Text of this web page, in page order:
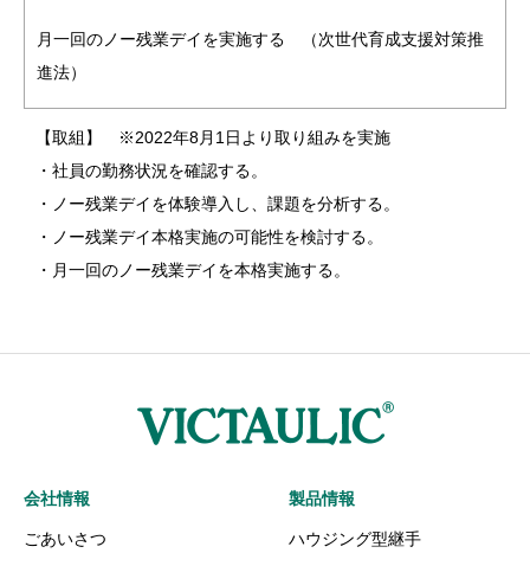
月一回のノー残業デイを実施する （次世代育成支援対策推
進法）
【取組】 ※2022年8月1日より取り組みを実施
・社員の勤務状況を確認する。
・ノー残業デイを体験導入し、課題を分析する。
・ノー残業デイ本格実施の可能性を検討する。
・月一回のノー残業デイを本格実施する。
会社情報
ごあいさつ
製品情報
ハウジング型継手